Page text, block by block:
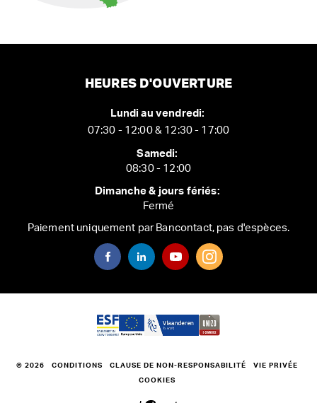
HEURES D'OUVERTURE
Lundi au vendredi:
07:30 - 12:00 & 12:30 - 17:00
Samedi:
08:30 - 12:00
Dimanche & jours fériés:
Fermé
Paiement uniquement par Bancontact, pas d'espèces.
© 2026 CONDITIONS CLAUSE DE NON-RESPONSABILITÉ VIE PRIVÉE
COOKIES